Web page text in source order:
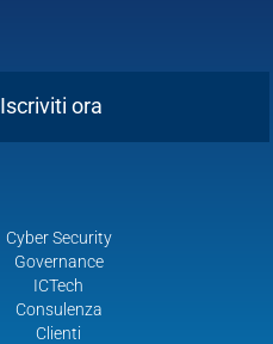
Iscriviti ora
Cyber Security
Governance
ICTech
Consulenza
Clienti